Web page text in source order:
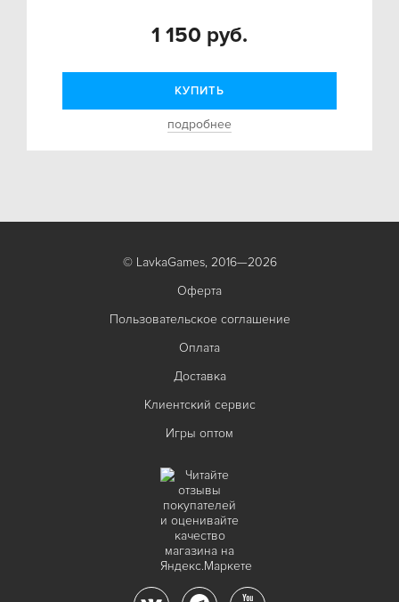
1 150 руб.
КУПИТЬ
подробнее
© LavkaGames, 2016—2026
Оферта
Пользовательское соглашение
Оплата
Доставка
Клиентский сервис
Игры оптом